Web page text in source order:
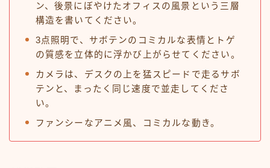
ン、後景にぼやけたオフィスの風景という三層
構造を書いてください。
3点照明で、サボテンのコミカルな表情とトゲ
の質感を立体的に浮かび上がらせてください。
カメラは、デスクの上を猛スピードで走るサボ
テンと、まったく同じ速度で並走してくださ
い。
ファンシーなアニメ風、コミカルな動き。